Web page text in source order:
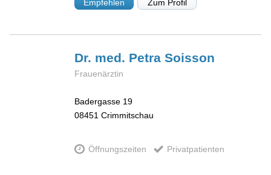
Empfehlen Zum Profil
Dr. med. PetraSoisson
Frauenärztin
Badergasse 19
08451 Crimmitschau
Öffnungszeiten Privatpatienten